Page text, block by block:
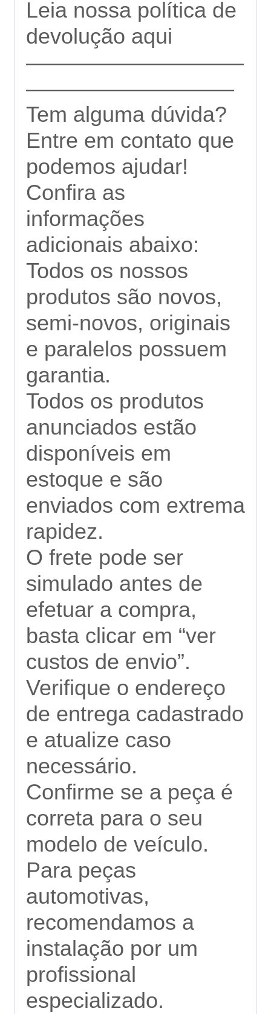
Leia nossa política de
devolução aqui
——————————
—————————–
Tem alguma dúvida?
Entre em contato que
podemos ajudar!
Confira as
informações
adicionais abaixo:
Todos os nossos
produtos são novos,
semi-novos, originais
e paralelos possuem
garantia.
Todos os produtos
anunciados estão
disponíveis em
estoque e são
enviados com extrema
rapidez.
O frete pode ser
simulado antes de
efetuar a compra,
basta clicar em “ver
custos de envio”.
Verifique o endereço
de entrega cadastrado
e atualize caso
necessário.
Confirme se a peça é
correta para o seu
modelo de veículo.
Para peças
automotivas,
recomendamos a
instalação por um
profissional
especializado.